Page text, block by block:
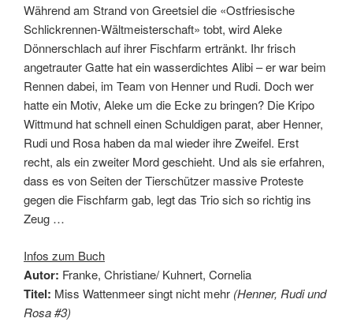
Während am Strand von Greetsiel die «Ostfriesische
Schlickrennen-Wältmeisterschaft» tobt, wird Aleke
Dönnerschlach auf ihrer Fischfarm ertränkt. Ihr frisch
angetrauter Gatte hat ein wasserdichtes Alibi – er war beim
Rennen dabei, im Team von Henner und Rudi. Doch wer
hatte ein Motiv, Aleke um die Ecke zu bringen? Die Kripo
Wittmund hat schnell einen Schuldigen parat, aber Henner,
Rudi und Rosa haben da mal wieder ihre Zweifel. Erst
recht, als ein zweiter Mord geschieht. Und als sie erfahren,
dass es von Seiten der Tierschützer massive Proteste
gegen die Fischfarm gab, legt das Trio sich so richtig ins
Zeug …
Infos zum Buch
Autor: Franke, Christiane/ Kuhnert, Cornelia
Titel: Miss Wattenmeer singt nicht mehr (Henner, Rudi und
Rosa #3)